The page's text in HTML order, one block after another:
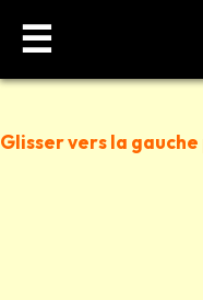
☰
Glisser vers la
☰